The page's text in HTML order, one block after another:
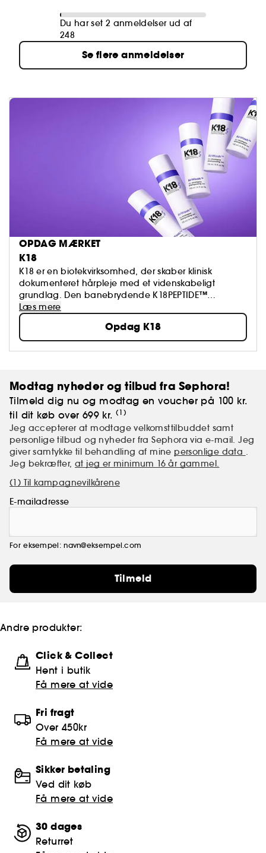
Du har set 2 anmeldelser ud af
248
Se flere anmeldelser
OPDAG MÆRKET
K18
K18 er en biotekvirksomhed, der skaber klinisk
dokumenteret hårpleje med et videnskabeligt
grundlag. Den banebrydende K18PEPTIDE™
genopretter hårskader fra afblegning + farve,
kemiske behandlinger og varme på 4 minutter.
Produktet blev født i salonen, og stylister af alle
hårtyper giver næring til deres kreativitet uden at
skulle bekymre sig om skader.
Læs mere
Opdag K18
Modtag nyheder og tilbud fra Sephora!
Tilmeld dig nu og modtag en voucher på 100 kr.
til dit køb over 699 kr. (1)
Jeg accepterer at modtage velkomsttilbuddet samt
personlige tilbud og nyheder fra Sephora via e-mail. Jeg
giver samtykke til behandling af mine personlige data .
Jeg bekræfter,at jeg er minimum 16 år gammel.
(1) Til kampagnevilkårene
E-mailadresse
For eksempel: navn@eksempel.com
Tilmeld
Andre produkter:
Click & Collect
Hent i butik
Få mere at vide
Fri fragt
Over 450kr
Få mere at vide
Sikker betaling
Ved dit køb
Få mere at vide
30 dages
Returret